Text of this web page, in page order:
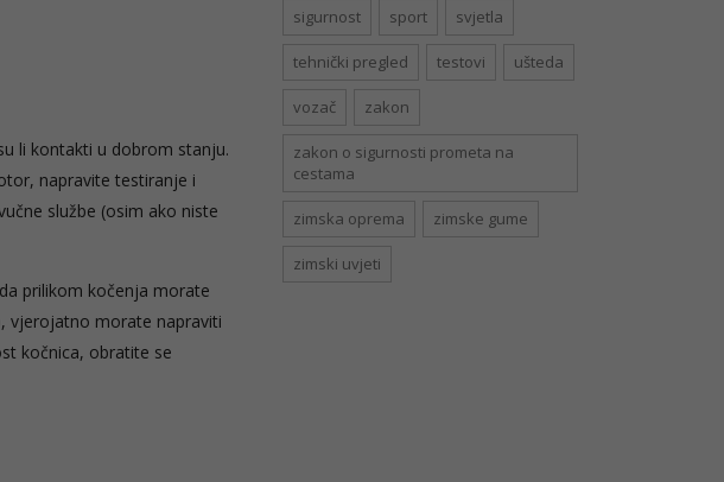
li kontakti u dobrom stanju.
napravite testiranje i
službe (osim ako niste
prilikom kočenja morate
vjerojatno morate napraviti
kočnica, obratite se
sigurnost sport svjetla
tehnički pregled testovi ušteda
vozač zakon
zakon o sigurnosti prometa na
cestama
zimska oprema zimske gume
zimski uvjeti